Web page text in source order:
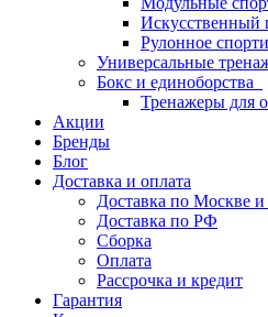
Искусственный
Рулонное
Универсальные
Бокс и единоборства
Тренажеры для
Акции
Бренды
Блог
Доставка и оплата
Доставка по Москве
Доставка по РФ
Сборка
Оплата
Рассрочка и кредит
Гарантия